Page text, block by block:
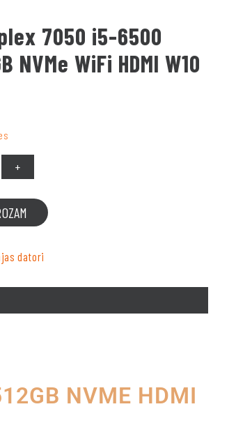
7050 i5-6500
NVMe WiFi HDMI W10
datori
NVME HDMI